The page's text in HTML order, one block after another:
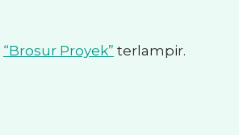
“Brosur Proyek” terlampir.